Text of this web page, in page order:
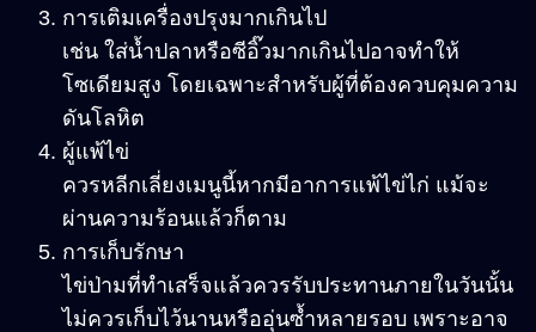
การเติมเครื่องปรุงมากเกินไป
เช่น ใส่น้ำปลาหรือซีอิ๊วมากเกินไปอาจทำให้
โซเดียมสูง โดยเฉพาะสำหรับผู้ที่ต้องควบคุมความ
ดันโลหิต
ผู้แพ้ไข่
ควรหลีกเลี่ยงเมนูนี้หากมีอาการแพ้ไข่ไก่ แม้จะ
ผ่านความร้อนแล้วก็ตาม
การเก็บรักษา
ไข่ป่ามที่ทำเสร็จแล้วควรรับประทานภายในวันนั้น
ไม่ควรเก็บไว้นานหรืออุ่นซ้ำหลายรอบ เพราะอาจ